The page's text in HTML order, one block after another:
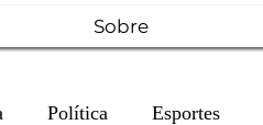
Sobre
Política Esportes